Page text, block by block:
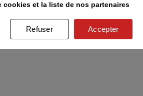
et la liste de nos partenaires
Refuser Accepter